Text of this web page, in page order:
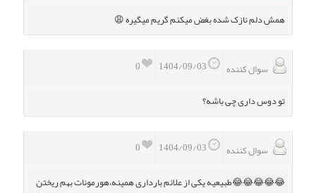
همش دلم نازک شده بغض میکنم گریم میگیره 😩
0
سوال کننده
تو دوس داری چی باشه؟
0
سوال کننده
😂😂😂😂😂طبیعیه یکی از علائم بارداری همینه،هورمونات بهم ریختن